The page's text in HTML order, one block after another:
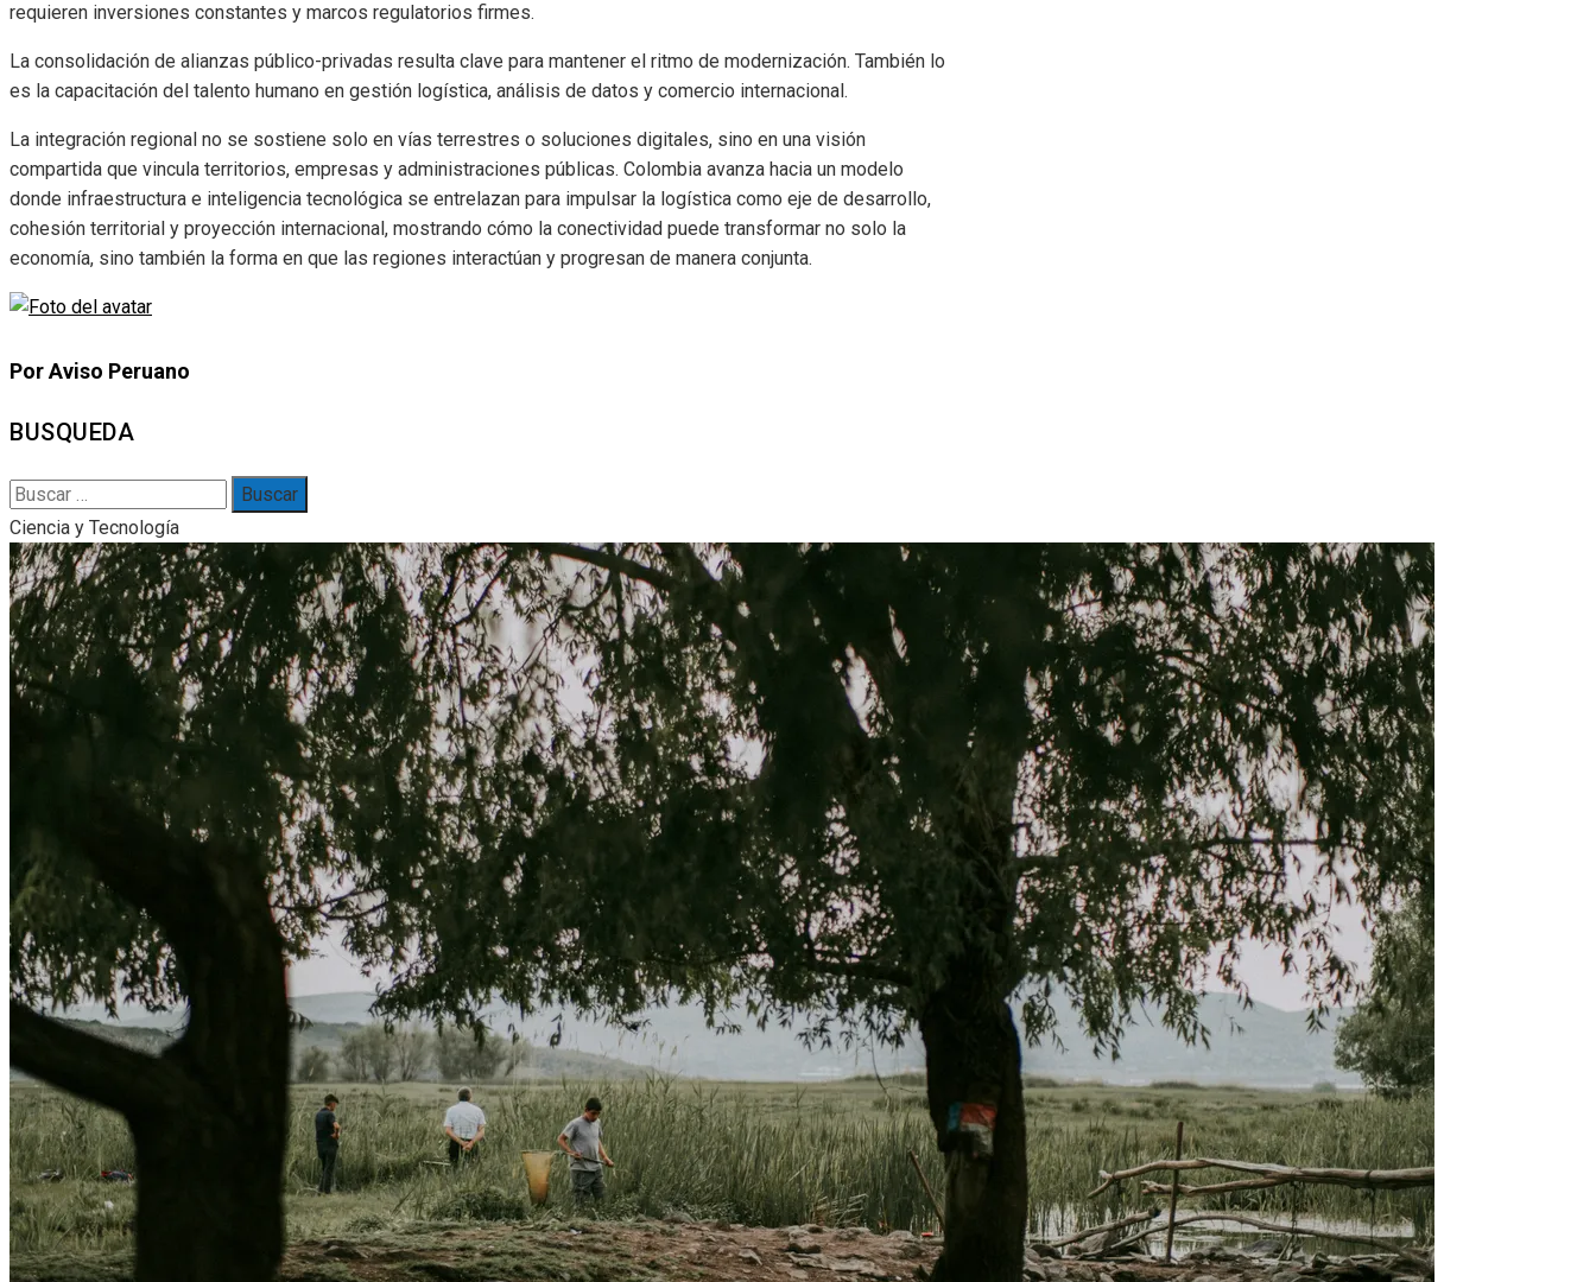
requieren inversiones constantes y marcos regulatorios firmes.
La consolidación de alianzas público-privadas resulta clave para mantener el ritmo de modernización. También lo
es la capacitación del talento humano en gestión logística, análisis de datos y comercio internacional.
La integración regional no se sostiene solo en vías terrestres o soluciones digitales, sino en una visión
compartida que vincula territorios, empresas y administraciones públicas. Colombia avanza hacia un modelo
donde infraestructura e inteligencia tecnológica se entrelazan para impulsar la logística como eje de desarrollo,
cohesión territorial y proyección internacional, mostrando cómo la conectividad puede transformar no solo la
economía, sino también la forma en que las regiones interactúan y progresan de manera conjunta.
Por Aviso Peruano
BUSQUEDA
Buscar:
Ciencia y Tecnología